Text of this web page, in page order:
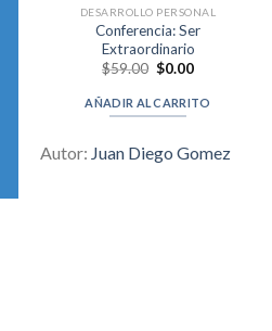
DESARROLLO PERSONAL
Conferencia: Ser
Extraordinario
$59.00 Original
was:
$59.00.
$0.00Current
is:
$0.00.
AÑADIR AL CARRITO
Autor: Juan Diego Gomez